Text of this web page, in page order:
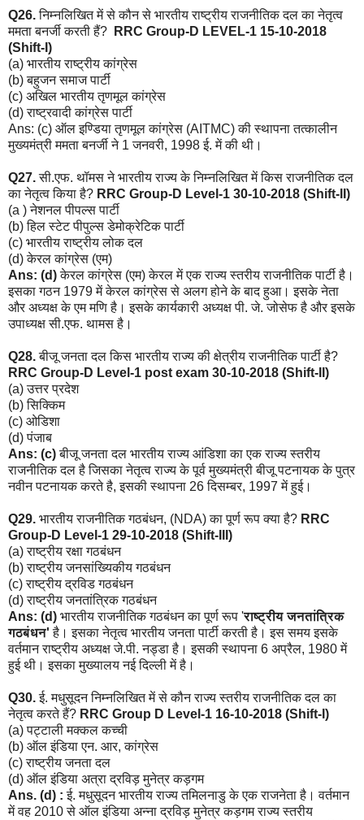
Q26.निम्नलिखित में से कौन से भारतीय राष्ट्रीय राजनीतिक दल का नेतृत्व
ममता बनर्जी करती हैं?
RRC Group-D LEVEL-1 15-10-2018
(Shift-I)
(a) भारतीय राष्ट्रीय कांग्रेस
(b) बहुजन समाज पार्टी
(c) अखिल भारतीय तृणमूल कांग्रेस
(d) राष्ट्रवादी कांग्रेस पार्टी
Ans: (c) ऑल इण्डिया तृणमूल कांग्रेस (AITMC) की स्थापना तत्कालीन
मुख्यमंत्री ममता बनर्जी ने 1 जनवरी, 1998 ई. में की थी।
Q27.सी.एफ. थॉमस ने भारतीय राज्य के निम्नलिखित में किस राजनीतिक दल
का नेतृत्व किया है? RRC Group-D Level-1 30-10-2018 (Shift-II)
(a ) नेशनल पीपल्स पार्टी
(b) हिल स्टेट पीपुल्स डेमोक्रेटिक पार्टी
(c) भारतीय राष्ट्रीय लोक दल
(d) केरल कांग्रेस (एम)
Ans: (d)केरल कांग्रेस (एम) केरल में एक राज्य स्तरीय राजनीतिक पार्टी है।
इसका गठन 1979 में केरल कांग्रेस से अलग होने के बाद हुआ। इसके नेता
और अध्यक्ष के एम मणि है। इसके कार्यकारी अध्यक्ष पी. जे. जोसेफ है और इसके
उपाध्यक्ष सी.एफ. थामस है।
Q28.बीजू जनता दल किस भारतीय राज्य की क्षेत्रीय राजनीतिक पार्टी है?
RRC Group-D Level-1 post exam 30-10-2018 (Shift-II)
(a) उत्तर प्रदेश
(b) सिक्किम
(c) ओडिशा
(d) पंजाब
Ans: (c)बीजू जनता दल भारतीय राज्य आंडिशा का एक राज्य स्तरीय
राजनीतिक दल है जिसका नेतृत्व राज्य के पूर्व मुख्यमंत्री बीजू पटनायक के पुत्र
नवीन पटनायक करते है, इसकी स्थापना 26 दिसम्बर, 1997 में हुई।
Q29. भारतीय राजनीतिक गठबंधन, (NDA) का पूर्ण रूप क्या है? RRC
Group-D Level-1 29-10-2018 (Shift-III)
(a) राष्ट्रीय रक्षा गठबंधन
(b) राष्ट्रीय जनसांख्यिकीय गठबंधन
(c) राष्ट्रीय द्रविड गठबंधन
(d) राष्ट्रीय जनतांत्रिक गठबंधन
Ans: (d) भारतीय राजनीतिक गठबंधन का पूर्ण रूप 'राष्ट्रीय जनतांत्रिक
गठबंधन' है। इसका नेतृत्व भारतीय जनता पार्टी करती है। इस समय इसके
वर्तमान राष्ट्रीय अध्यक्ष जे.पी. नड्डा है। इसकी स्थापना 6 अप्रैल, 1980 में
हुई थी। इसका मुख्यालय नई दिल्ली में है।
Q30.ई. मधुसूदन निम्नलिखित में से कौन राज्य स्तरीय राजनीतिक दल का
नेतृत्व करते हैं? RRC Group D Level-1 16-10-2018 (Shift-I)
(a) पट्टाली मक्कल कच्ची
(b) ऑल इंडिया एन. आर, कांग्रेस
(c) राष्ट्रीय जनता दल
(d) ऑल इंडिया अत्रा द्रविड़ मुनेत्र कड़गम
Ans. (d) : ई. मधुसूदन भारतीय राज्य तमिलनाडु के एक राजनेता है। वर्तमान
में वह 2010 से ऑल इंडिया अन्ना द्रविड़ मुनेत्र कड़गम राज्य स्तरीय